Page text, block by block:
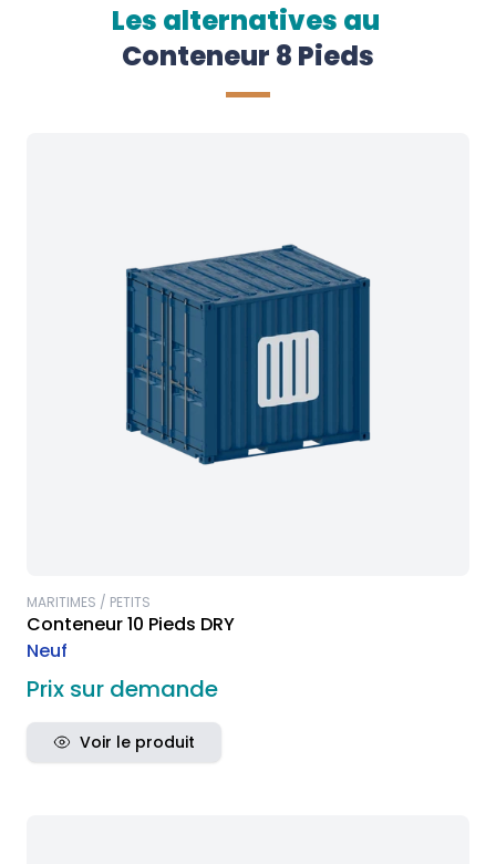
Les alternatives au
Conteneur 8 Pieds
MARITIMES / PETITS
Conteneur 10 Pieds DRY
Neuf
Prix sur demande
Voir le produit